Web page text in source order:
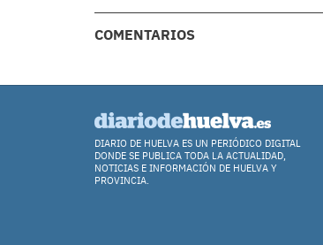
COMENTARIOS
DIARIO DE HUELVA ES UN PERIÓDICO DIGITAL
DONDE SE PUBLICA TODA LA ACTUALIDAD,
NOTICIAS E INFORMACIÓN DE HUELVA Y
PROVINCIA.